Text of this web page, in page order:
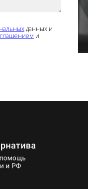
данных и
и